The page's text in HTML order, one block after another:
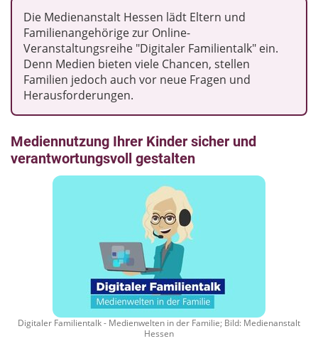
Die Medienanstalt Hessen lädt Eltern und
Familienangehörige zur Online-
Veranstaltungsreihe "Digitaler Familientalk" ein.
Denn Medien bieten viele Chancen, stellen
Familien jedoch auch vor neue Fragen und
Herausforderungen.
Mediennutzung Ihrer Kinder sicher und
verantwortungsvoll gestalten
Digitaler Familientalk - Medienwelten in der Familie; Bild: Medienanstalt
Hessen